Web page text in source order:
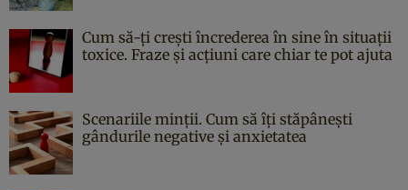
Cum să-ți crești încrederea în sine în situații
toxice. Fraze și acțiuni care chiar te pot ajuta
Scenariile minții. Cum să îți stăpânești
gândurile negative și anxietatea